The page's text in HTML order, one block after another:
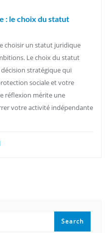
: le choix du statut
choisir un statut juridique
Le choix du statut
stratégique qui
sociale et votre
réflexion mérite une
votre activité indépendante